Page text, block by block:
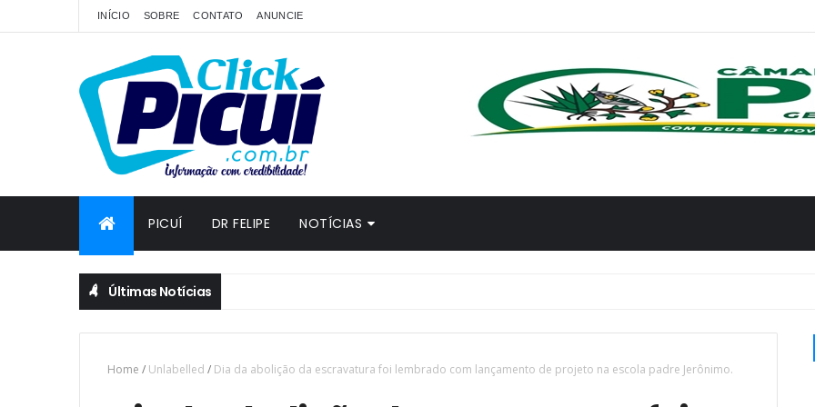
INÍCIO SOBRE CONTATO ANUNCIE
PICUÍ DR FELIPE NOTÍCIAS
Últimas Notícias
Home / Unlabelled / Dia da abolição da escravatura foi lembrado com lançamento de projeto na escola padre Jerônimo.